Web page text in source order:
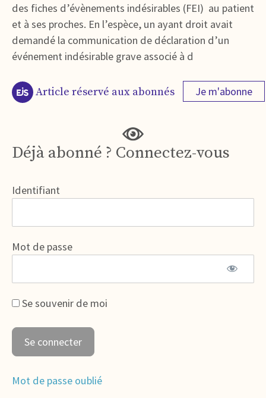
des fiches d’évènements indésirables (FEI) au patient
et à ses proches. En l’espèce, un ayant droit avait
demandé la communication de déclaration d’un
événement indésirable grave associé à d
Article réservé aux abonnés Je m'abonne
Déjà abonné ? Connectez-vous
Identifiant
Mot de passe
Se souvenir de moi
Mot de passe oublié